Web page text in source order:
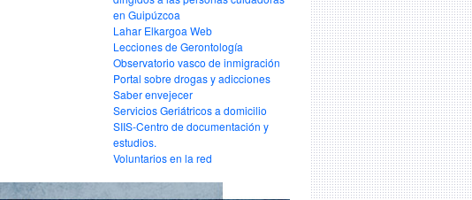
en Guipúzcoa
Lahar Elkargoa Web
Lecciones de Gerontología
Observatorio vasco de inmigración
Portal sobre drogas y adicciones
Saber envejecer
Servicios Geriátricos a domicilio
SIIS-Centro de documentación y
estudios.
Voluntarios en la red